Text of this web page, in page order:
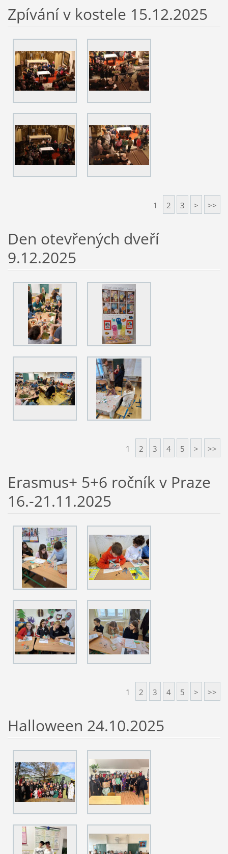
Zpívání v kostele 15.12.2025
1 2 3 > >>
Den otevřených dveří
9.12.2025
1 2 3 4 5 > >>
Erasmus+ 5+6 ročník v Praze
16.-21.11.2025
1 2 3 4 5 > >>
Halloween 24.10.2025